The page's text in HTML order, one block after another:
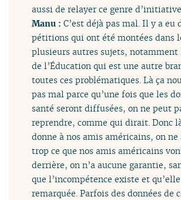
aussi de relayer ce genre d’initiative.
Manu :C’est déjà pas mal. Il y a eu
pétitions qui ont été montées dans
plusieurs autres sujets,
de l’Éducation qui est une autre
toutes ces problématiques. Là ça
pas mal parce qu’une fois que les
santé seront diffusées, on ne peut
reprendre, comme qui dirait. Donc
donne à nos amis américains, on ne
trop ce que nos amis américains
derrière, on n’a aucune garantie,
que l’incompétence existe et
remarquée. Parfois des données de